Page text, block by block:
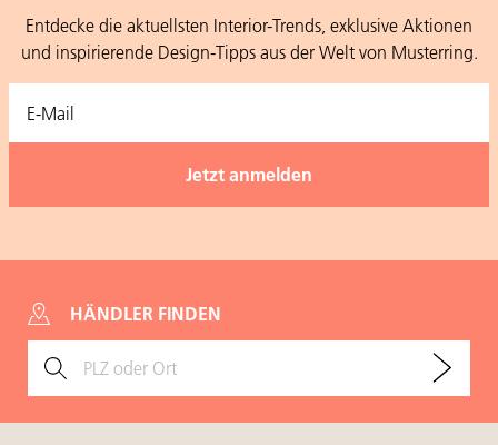
Entdecke die aktuellsten Interior-Trends, exklusive Aktionen
und inspirierende Design-Tipps aus der Welt von Musterring.
HÄNDLER FINDEN